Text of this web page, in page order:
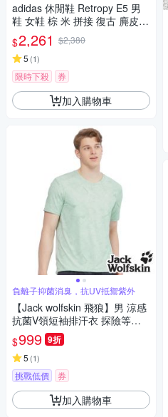
adidas 休閒鞋 Retropy E5 男
鞋 女鞋 棕 米 拼接 復古 麂皮
愛迪達 JH7189
$2,261 $2,380
5 (1)
限時下殺 券
加入購物車
負離子抑菌消臭，抗UV抵禦紫外
【Jack wolfskin 飛狼】男 涼感
抗菌V領短袖排汗衣 探險等高
線印花『薄荷綠』
$999 9折
5 (1)
挑戰低價 券
加入購物車